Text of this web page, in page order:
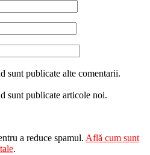
sunt publicate alte comentarii.
sunt publicate articole noi.
a reduce spamul. Află cum sunt
.